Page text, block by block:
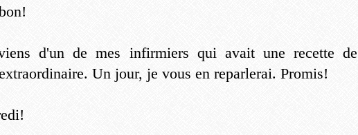
d'un de mes infirmiers qui avait une recette de
Un jour, je vous en reparlerai. Promis!